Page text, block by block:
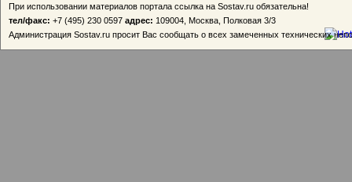
При использовании материалов портала ссылка на Sostav.ru обязательна!
тел/факс: +7 (495) 230 0597 адрес: 109004, Москва, Полковая 3/3
Администрация Sostav.ru просит Вас сообщать о всех замеченных технических